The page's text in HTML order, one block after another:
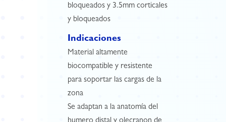
bloqueados y 3.5mm corticales
y bloqueados
Indicaciones
Material altamente
biocompatible y resistente
para soportar las cargas de la
zona
Se adaptan a la anatomía del